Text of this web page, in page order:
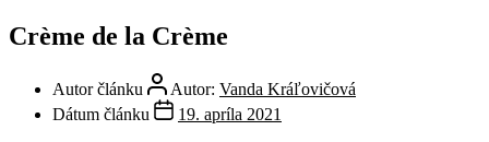
Crème de la Crème
Autor článku Autor: Vanda Kráľovičová
Dátum článku
19. apríla 2021